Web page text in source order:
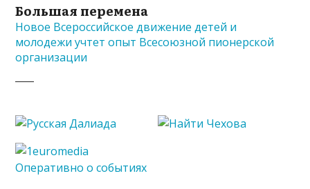
Большая перемена
Новое Всероссийское движение детей и
молодежи учтет опыт Всесоюзной пионерской
организации